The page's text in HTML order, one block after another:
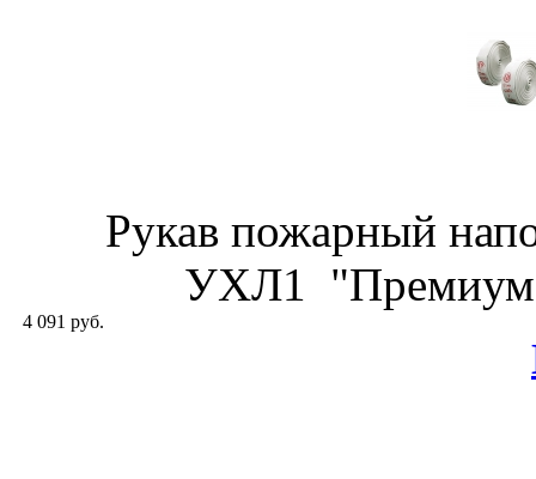
Рукав пожарный
УХЛ1 "Премиум"
4 091 руб.